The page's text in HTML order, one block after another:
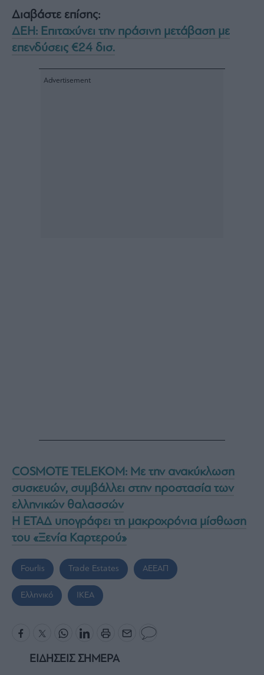
Διαβάστε επίσης:
ΔΕΗ: Επιταχύνει την πράσινη μετάβαση με
επενδύσεις €24 δισ.
COSMOTE TELEKOM: Με την ανακύκλωση
συσκευών, συμβάλλει στην προστασία των
ελληνικών θαλασσών
Η ΕΤΑΔ υπογράφει τη μακροχρόνια μίσθωση
του «Ξενία Καρτερού»
Fourlis Trade Estates ΑΕΕΑΠ
Ελληνικό ΙΚΕΑ
ΕΙΔΗΣΕΙΣ ΣΗΜΕΡΑ